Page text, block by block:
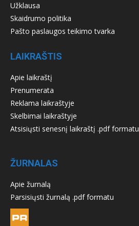
Užklausa
Skaidrumo politika
Pašto paslaugos teikimo tvarka
LAIKRAŠTIS
Apie laikraštį
Prenumerata
Reklama laikraštyje
Skelbimai laikraštyje
Atsisiųsti senesnį laikraštį .pdf formatu
ŽURNALAS
Apie žurnalą
Parsisiųsti žurnalą .pdf formatu